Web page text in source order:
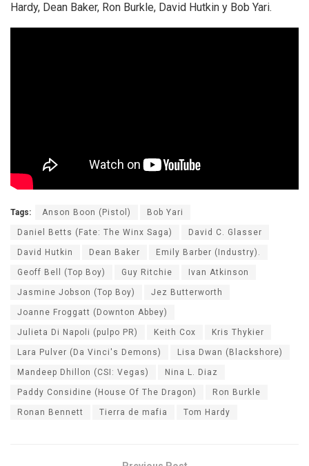
Hardy, Dean Baker, Ron Burkle, David Hutkin y Bob Yari.
Tags: Anson Boon (Pistol) Bob Yari
Daniel Betts (Fate: The Winx Saga) David C. Glasser
David Hutkin Dean Baker Emily Barber (Industry).
Geoff Bell (Top Boy) Guy Ritchie Ivan Atkinson
Jasmine Jobson (Top Boy) Jez Butterworth
Joanne Froggatt (Downton Abbey)
Julieta Di Napoli (pulpo PR) Keith Cox Kris Thykier
Lara Pulver (Da Vinci's Demons) Lisa Dwan (Blackshore)
Mandeep Dhillon (CSI: Vegas) Nina L. Diaz
Paddy Considine (House Of The Dragon) Ron Burkle
Ronan Bennett Tierra de mafia Tom Hardy